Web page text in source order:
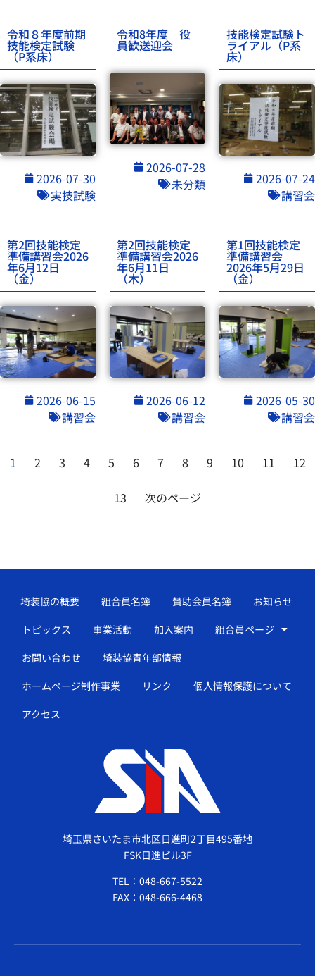
令和８年度前期
技能検定試験
（P系床）
2026-07-30
実技試験
令和8年度 役
員歓送迎会
2026-07-28
未分類
技能検定試験ト
ライアル（P系
床）
2026-07-24
講習会
第2回技能検定
準備講習会2026
年6月12日
（金）
2026-06-15
講習会
第2回技能検定
準備講習会2026
年6月11日
（木）
2026-06-12
講習会
第1回技能検定
準備講習会
2026年5月29日
（金）
2026-05-30
講習会
1 2 3 4 5 6 7 8 9 10 11 12
13 次のページ
埼玉県さいたま市北区日進町2丁目495番地
FSK日進ビル3F
TEL：048-667-5522
FAX：048-666-4468
埼装協の概要 組合員名簿 賛助会員名簿
お知らせ
トピックス
事業活動 加入案内
組合員ページ
お問い合わせ
埼装協青年部情報
ホームページ制作事業
リンク
個人情報保護について
アクセス